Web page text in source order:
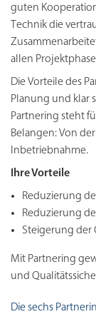
guten
Technik die
allen
Die Vorteile des
Planung und klar
Partnering steht
Belangen: Von
Inbetriebnahme.
Ihre Vorteile
Reduzierung
Reduzierung
Steigerung der
Mit Partnering
und
Die sechs